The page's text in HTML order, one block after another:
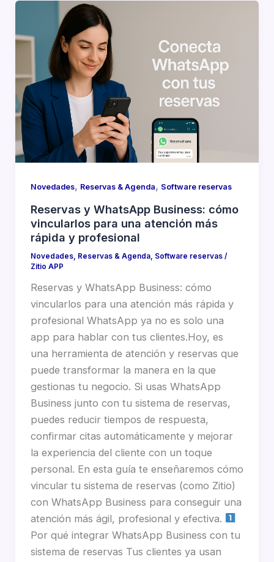
Novedades, Reservas & Agenda, Software reservas
Reservas y WhatsApp Business: cómo
vincularlos para una atención más
rápida y profesional
Novedades, Reservas & Agenda, Software reservas/
Zitio APP
Reservas y WhatsApp Business: cómo
vincularlos para una atención más rápida y
profesional WhatsApp ya no es solo una
app para hablar con tus clientes.Hoy, es
una herramienta de atención y reservas que
puede transformar la manera en la que
gestionas tu negocio. Si usas WhatsApp
Business junto con tu sistema de reservas,
puedes reducir tiempos de respuesta,
confirmar citas automáticamente y mejorar
la experiencia del cliente con un toque
personal. En esta guía te enseñaremos cómo
vincular tu sistema de reservas (como Zitio)
con WhatsApp Business para conseguir una
atención más ágil, profesional y efectiva.
Por qué integrar WhatsApp Business con tu
sistema de reservas Tus clientes ya usan